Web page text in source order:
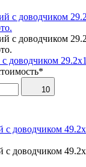
доводчиком
10